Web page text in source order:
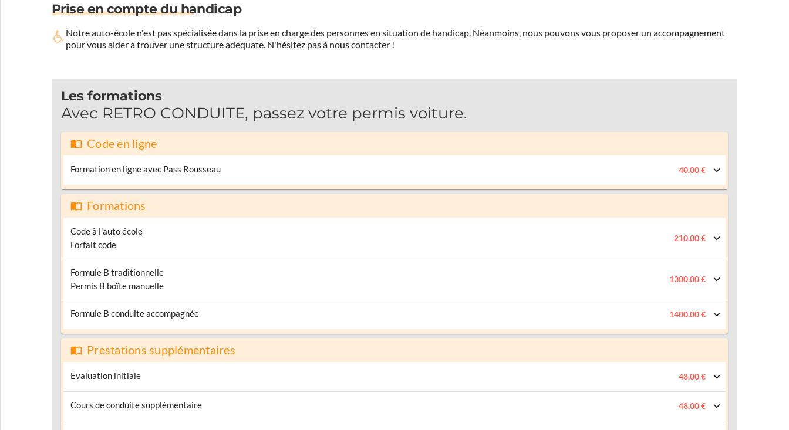
Prise en compte du handicap
Notre auto-école n'est pas spécialisée dans la prise en charge des personnes en situation de handicap. Néanmoins, nous pouvons vous proposer un accompagnement
pour vous aider à trouver une structure adéquate. N'hésitez pas à nous contacter !
Les formations
Avec RETRO CONDUITE, passez votre permis voiture.
Code en ligne
Formation en ligne avec Pass Rousseau 40.00 €
Formations
Code à l'auto école
Forfait code
210.00 €
Formule B traditionnelle
Permis B boîte manuelle
1300.00 €
Formule B conduite accompagnée 1400.00 €
Prestations supplémentaires
Evaluation initiale 48.00 €
Cours de conduite supplémentaire 48.00 €